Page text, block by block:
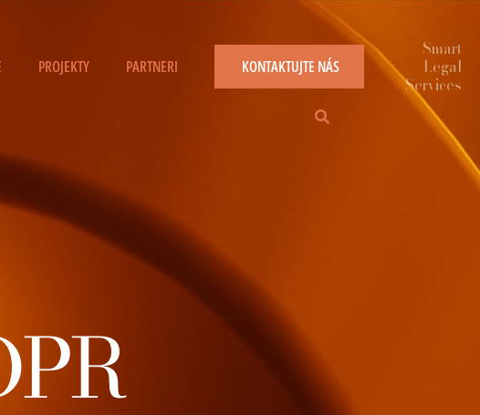
PROJEKTY PARTNERI KONTAKTUJTE NÁS